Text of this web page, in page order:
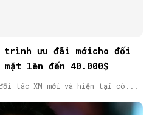
trình ưu đãi mớicho đối
lên đến 40.000$
tác XM mới và hiện tại có...